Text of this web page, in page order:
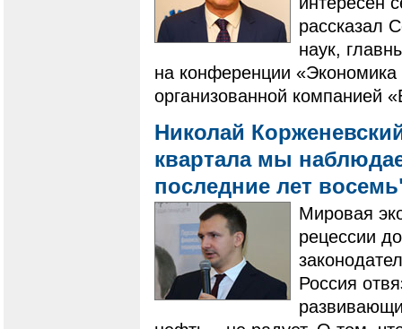
рассказал
наук,
на конференции «Экономика
организованной компанией
Николай
квартала мы
последние лет
Мировая
рецессии
Россия